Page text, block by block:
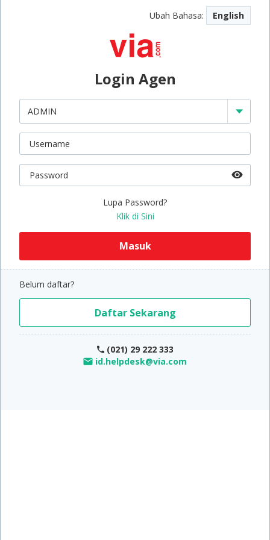
Ubah Bahasa: English
Login Agen
Lupa Password?
Klik di Sini
Belum daftar?
Daftar Sekarang
(021) 29 222 333
id.helpdesk@via.com